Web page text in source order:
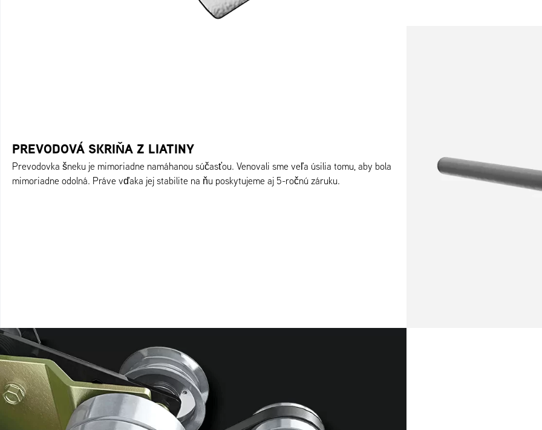
PREVODOVÁ SKRIŇA Z LIATINY
Prevodovka šneku je mimoriadne namáhanou súčasťou. Venovali sme veľa úsilia tomu, aby bola
mimoriadne odolná. Práve vďaka jej stabilite na ňu poskytujeme aj 5-ročnú záruku.